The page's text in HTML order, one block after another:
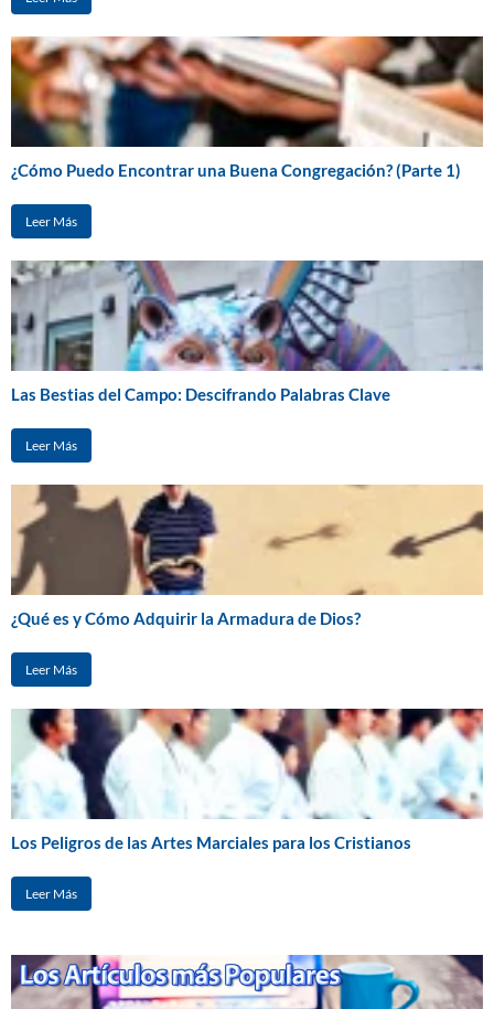
¿Cómo Puedo Encontrar una Buena Congregación? (Parte 1)
Leer Más
Las Bestias del Campo: Descifrando Palabras Clave
Leer Más
¿Qué es y Cómo Adquirir la Armadura de Dios?
Leer Más
Los Peligros de las Artes Marciales para los Cristianos
Leer Más